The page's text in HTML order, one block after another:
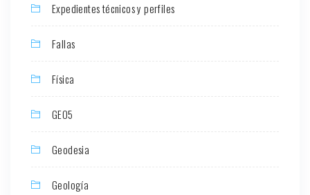
Expedientes técnicos y perfiles
Fallas
Física
GEO5
Geodesia
Geología